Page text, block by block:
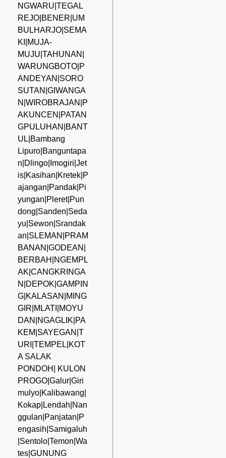
NGWARU|TEGAL
REJO|BENER|UM
BULHARJO|SEMA
KI|MUJA-
MUJU|TAHUNAN|
WARUNGBOTO|P
ANDEYAN|SORO
SUTAN|GIWANGA
N|WIROBRAJAN|P
AKUNCEN|PATAN
GPULUHAN|BANT
UL|Bambang
Lipuro|Banguntapa
n|Dlingo|Imogiri|Jet
is|Kasihan|Kretek|P
ajangan|Pandak|Pi
yungan|Pleret|Pun
dong|Sanden|Seda
yu|Sewon|Srandak
an|SLEMAN|PRAM
BANAN|GODEAN|
BERBAH|NGEMPL
AK|CANGKRINGA
N|DEPOK|GAMPIN
G|KALASAN|MING
GIR|MLATI|MOYU
DAN|NGAGLIK|PA
KEM|SAYEGAN|T
URI|TEMPEL|KOT
A SALAK
PONDOH| KULON
PROGO|Galur|Giri
mulyo|Kalibawang|
Kokap|Lendah|Nan
ggulan|Panjatan|P
engasih|Samigaluh
|Sentolo|Temon|Wa
tes|GUNUNG